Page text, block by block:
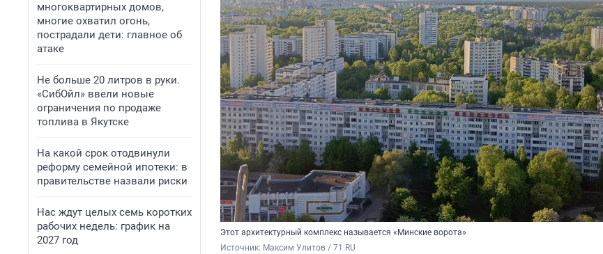
многоквартирных домов,
многие охватил огонь,
пострадали дети: главное об
атаке
Не больше 20 литров в руки.
«СибОйл» ввели новые
ограничения по продаже
топлива в Якутске
На какой срок отодвинули
реформу семейной ипотеки: в
правительстве назвали риски
Нас ждут целых семь коротких
рабочих недель: график на
2027 год
Этот архитектурный комплекс называется «Минские ворота»
Источник: Максим Улитов / 71.RU